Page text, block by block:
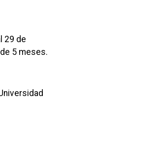
29 de
5 meses.